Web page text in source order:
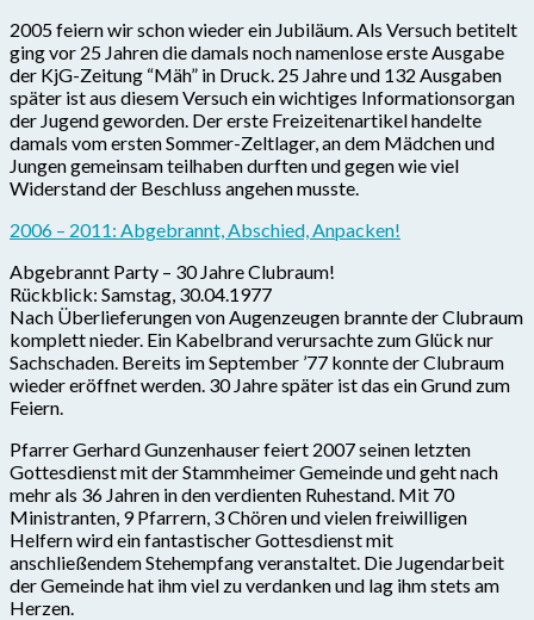
2005 feiern wir schon wieder ein Jubiläum. Als Versuch betitelt
ging vor 25 Jahren die damals noch namenlose erste Ausgabe
der KjG-Zeitung “Mäh” in Druck. 25 Jahre und 132 Ausgaben
später ist aus diesem Versuch ein wichtiges Informationsorgan
der Jugend geworden. Der erste Freizeitenartikel handelte
damals vom ersten Sommer-Zeltlager, an dem Mädchen und
Jungen gemeinsam teilhaben durften und gegen wie viel
Widerstand der Beschluss angehen musste.
2006 – 2011: Abgebrannt, Abschied, Anpacken!
Abgebrannt Party – 30 Jahre Clubraum!
Rückblick: Samstag, 30.04.1977
Nach Überlieferungen von Augenzeugen brannte der Clubraum
komplett nieder. Ein Kabelbrand verursachte zum Glück nur
Sachschaden. Bereits im September ’77 konnte der Clubraum
wieder eröffnet werden. 30 Jahre später ist das ein Grund zum
Feiern.
Pfarrer Gerhard Gunzenhauser feiert 2007 seinen letzten
Gottesdienst mit der Stammheimer Gemeinde und geht nach
mehr als 36 Jahren in den verdienten Ruhestand. Mit 70
Ministranten, 9 Pfarrern, 3 Chören und vielen freiwilligen
Helfern wird ein fantastischer Gottesdienst mit
anschließendem Stehempfang veranstaltet. Die Jugendarbeit
der Gemeinde hat ihm viel zu verdanken und lag ihm stets am
Herzen.